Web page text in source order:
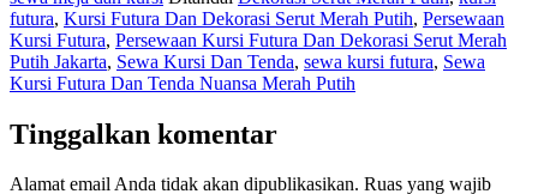
futura, Kursi Futura Dan Dekorasi Serut Merah Putih, Persewaan
Kursi Futura, Persewaan Kursi Futura Dan Dekorasi Serut Merah
Putih Jakarta, Sewa Kursi Dan Tenda, sewa kursi futura, Sewa
Kursi Futura Dan Tenda Nuansa Merah Putih
Tinggalkan komentar
Alamat email Anda tidak akan dipublikasikan. Ruas yang wajib